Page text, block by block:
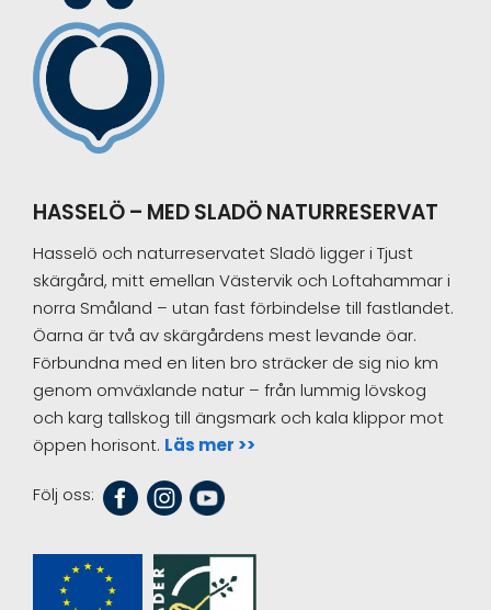
Footer
HASSELÖ – MED SLADÖ NATURRESERVAT
Hasselö och naturreservatet Sladö ligger i Tjust
skärgård, mitt emellan Västervik och Loftahammar i
norra Småland – utan fast förbindelse till fastlandet.
Öarna är två av skärgårdens mest levande öar.
Förbundna med en liten bro sträcker de sig nio km
genom omväxlande natur – från lummig lövskog
och karg tallskog till ängsmark och kala klippor mot
öppen horisont. Läs mer >>
Följ oss: